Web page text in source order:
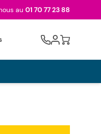
au 01 70 77 23 88
Cart